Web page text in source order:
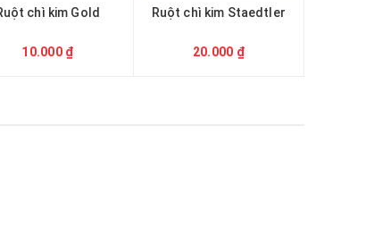
chì kim Gold
10.000 ₫
Ruột chì kim Staedtler
20.000 ₫